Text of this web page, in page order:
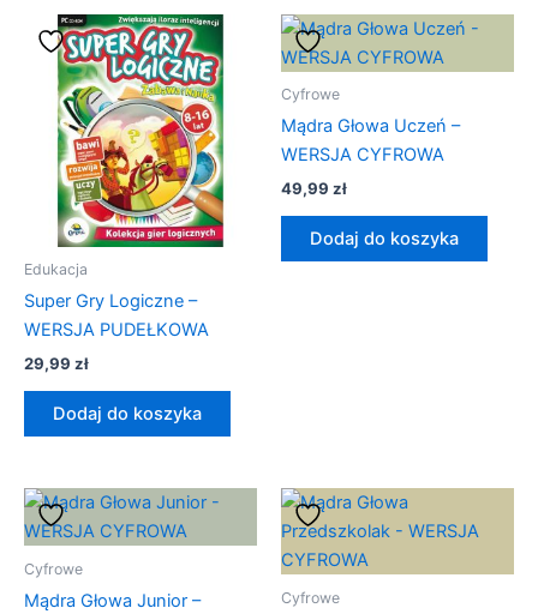
Edukacja
Super Gry Logiczne –
WERSJA PUDEŁKOWA
29,99 zł
Dodaj do koszyka
Cyfrowe
Mądra Głowa Uczeń –
WERSJA CYFROWA
49,99 zł
Dodaj do koszyka
Cyfrowe
Mądra Głowa Junior –
Cyfrowe